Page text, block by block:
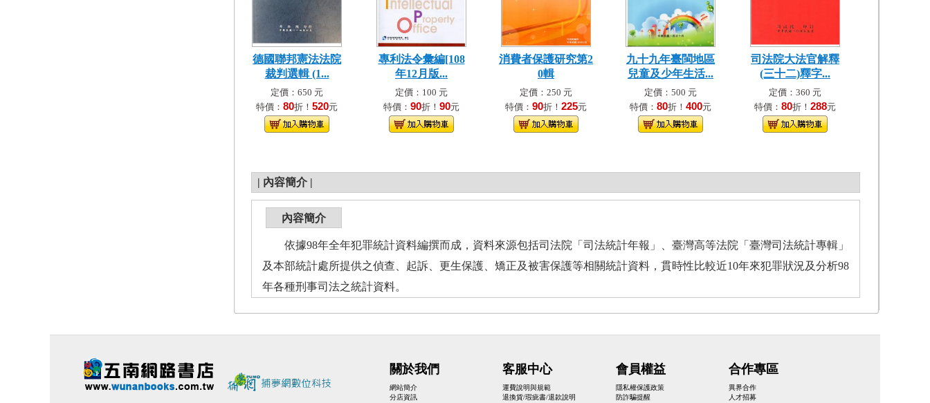
德國聯邦憲法法院
裁判選輯 (1...
定價：650 元
特價： 80折！ 520元
專利法令彙編[108
年12月版...
定價：100 元
特價： 90折！ 90元
消費者保護研究第2
0輯
定價：250 元
特價： 90折！ 225元
九十九年臺閩地區
兒童及少年生活...
定價：500 元
特價： 80折！ 400元
司法院大法官解釋
(三十二)釋字...
定價：360 元
特價： 80折！ 288元
| 內容簡介 |
內容簡介
依據98年全年犯罪統計資料編撰而成，資料來源包括司法院「司法統計年報」、臺灣高等法院「臺灣司法統計專輯」
及本部統計處所提供之偵查、起訴、更生保護、矯正及被害保護等相關統計資料，貫時性比較近10年來犯罪狀況及分析98
年各種刑事司法之統計資料。
關於我們
網站簡介
分店資訊
客服中心
運費說明與規範
退換貨/瑕疵書/退款說明
會員權益
隱私權保護政策
防詐騙提醒
合作專區
異界合作
人才招募